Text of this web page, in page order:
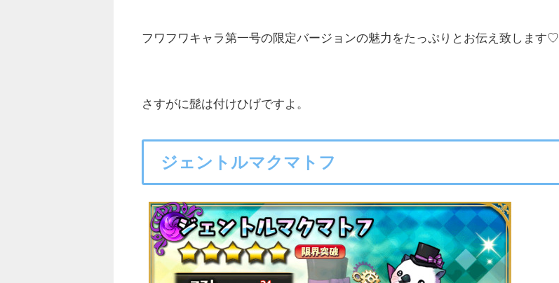
フワフワキャラ第一号の限定バージョンの魅力をたっぷりとお伝え致します♡
さすがに髭は付けひげですよ。
ジェントルマクマトフ